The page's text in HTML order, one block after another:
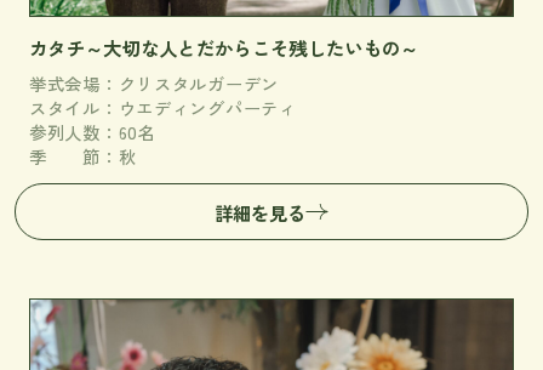
カタチ～大切な人とだからこそ残したいもの～
挙式会場：クリスタルガーデン
スタイル：ウエディングパーティ
参列人数：60名
季 節：秋
詳細を見る